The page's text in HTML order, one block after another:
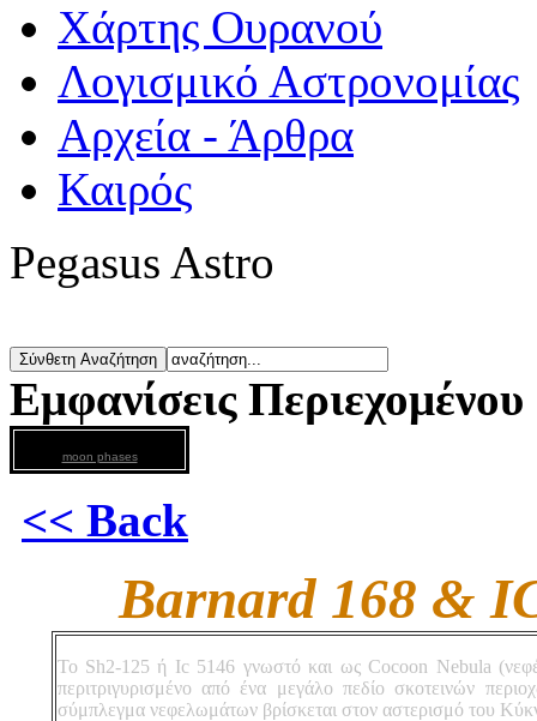
Χάρτης Ουρανού
Λογισμικό Αστρoνομίας
Αρχεία - Άρθρα
Καιρός
Pegasus Astro
Εμφανίσεις Περιεχομένου
moon phases
<< Back
Barnard 168 &
To Sh2-125 ή Ιc 5146 γνωστό και ως Cocoon Nebula
περιτριγυρισμένο από ένα μεγάλο πεδίο σκοτεινών
σύμπλεγμα νεφελωμάτων βρίσκεται στον αστερισμό του